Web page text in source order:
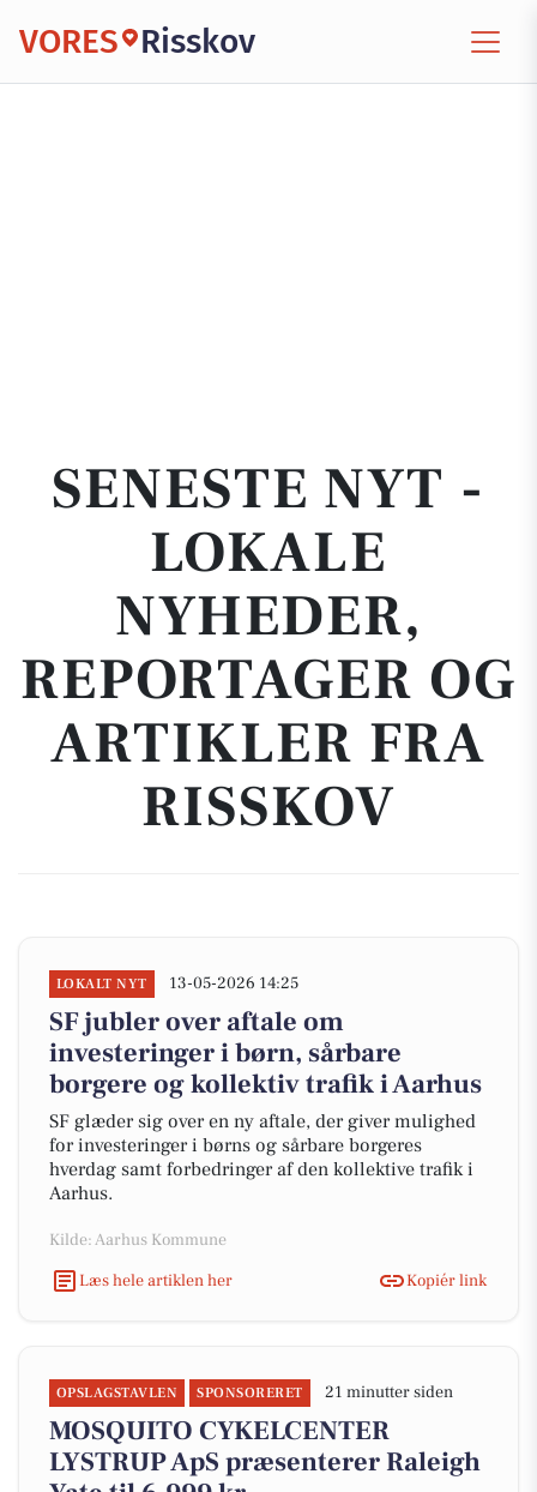
VORES Risskov
SENESTE NYT -
LOKALE
NYHEDER,
REPORTAGER OG
ARTIKLER FRA
RISSKOV
LOKALT NYT 13-05-2026 14:25
SF jubler over aftale om
investeringer i børn, sårbare
borgere og kollektiv trafik i Aarhus
SF glæder sig over en ny aftale, der giver mulighed
for investeringer i børns og sårbare borgeres
hverdag samt forbedringer af den kollektive trafik i
Aarhus.
Kilde: Aarhus Kommune
Læs hele artiklen her
Kopiér link
OPSLAGSTAVLEN SPONSORERET 21 minutter siden
MOSQUITO CYKELCENTER
LYSTRUP ApS præsenterer Raleigh